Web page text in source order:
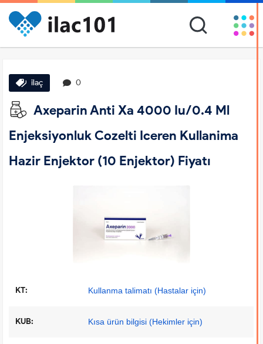
ilaç 0
Axeparin Anti Xa 4000 Iu/0.4 Ml
Enjeksiyonluk Cozelti Iceren Kullanima
Hazir Enjektor (10 Enjektor) Fiyatı
KT: Kullanma talimatı (Hastalar için)
KUB: Kısa ürün bilgisi (Hekimler için)